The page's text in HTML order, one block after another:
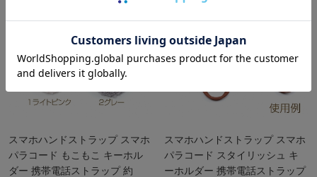
スマホハンドストラップ スマホ
パラコード もこもこ キーホル
ダー 携帯電話ストラップ 約
スマホハンドストラップ スマホ
パラコード スタイリッシュ キ
ーホルダー 携帯電話ストラップ